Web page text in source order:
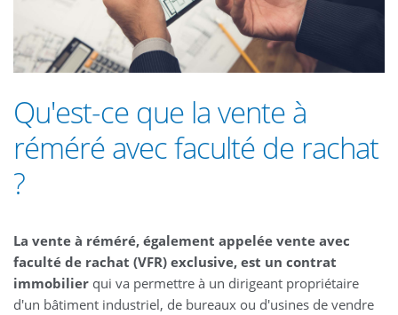
Qu'est-ce que la vente à
réméré avec faculté de rachat
?
La vente à réméré, également appelée vente avec
faculté de rachat (VFR) exclusive, est un contrat
immobilier qui va permettre à un dirigeant propriétaire
d'un bâtiment industriel, de bureaux ou d'usines de vendre